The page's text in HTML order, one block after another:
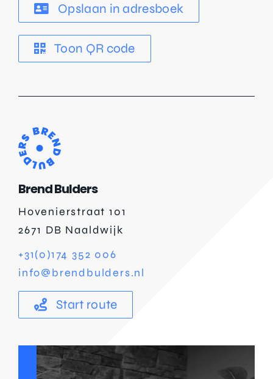
Opslaan in adresboek
Toon QR code
Brend Bulders
Hovenierstraat 101
2671 DB Naaldwijk
+31(0)174 352 006
info@brendbulders.nl
Start route